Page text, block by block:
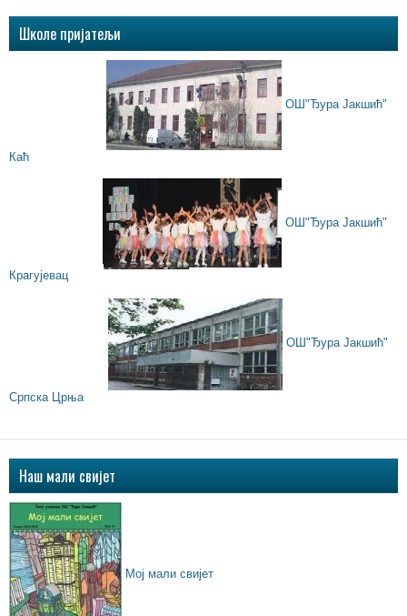
Школе пријатељи
ОШ"Ђура Јакшић"
Каћ
ОШ"Ђура Јакшић"
Крагујевац
ОШ"Ђура Јакшић"
Српска Црња
Наш мали свијет
Мој мали свијет